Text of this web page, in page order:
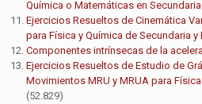
Química o Matemáticas en
Ejercicios Resueltos de Cinemática
para Física y Química de Secundaria y
Componentes intrínsecas de la
Ejercicios Resueltos de Estudio de
Movimientos MRU y MRUA para
(52.829)